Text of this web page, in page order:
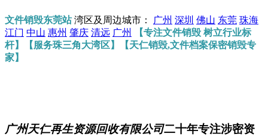
文件销毁东莞站湾区及周边城市： 广州 深圳 佛山 东莞 珠海
江门 中山 惠州 肇庆 清远 广州
【专注文件销毁 树立行业标
杆】【服务珠三角大湾区】【天仁销毁,文件档案保密销毁专
家】
广州天仁再生资源回收有限公司二十年专注涉密资